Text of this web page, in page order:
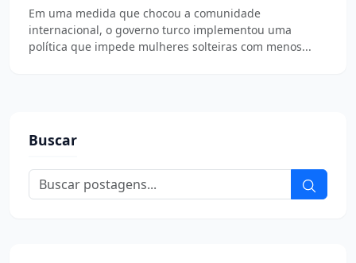
Em uma medida que chocou a comunidade
internacional, o governo turco implementou uma
política que impede mulheres solteiras com menos...
Buscar